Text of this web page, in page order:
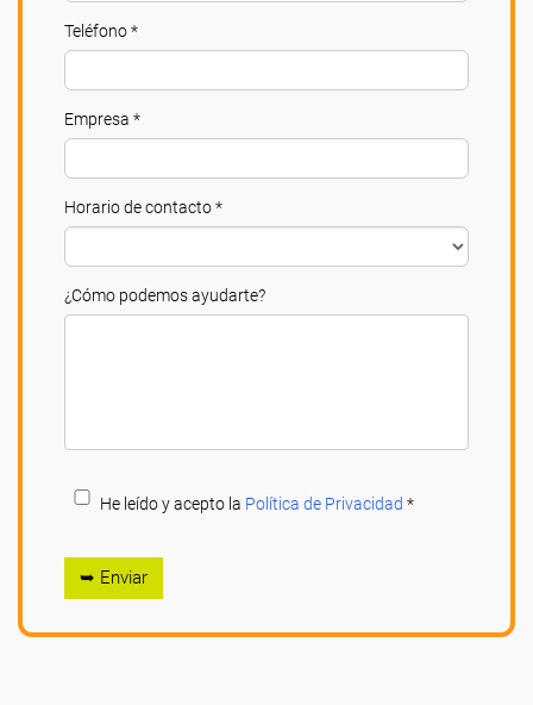
Teléfono *
Empresa *
Horario de contacto *
¿Cómo podemos ayudarte?
He leído y acepto la Política de Privacidad *
➥ Enviar